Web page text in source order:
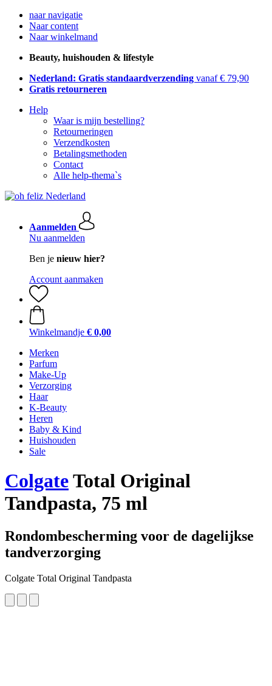
naar navigatie
Naar content
Naar winkelmand
Beauty, huishouden & lifestyle
Nederland: Gratis standaardverzending vanaf € 79,90
Gratis retourneren
Help
Waar is mijn bestelling?
Retourneringen
Verzendkosten
Betalingsmethoden
Contact
Alle help-thema`s
Aanmelden
Nu aanmelden
Ben je nieuw hier?
Account aanmaken
Winkelmandje € 0,00
Merken
Parfum
Make-Up
Verzorging
Haar
K-Beauty
Heren
Baby & Kind
Huishouden
Sale
ColgateTotal Original
Tandpasta, 75 ml
Rondombescherming voor de dagelijkse
tandverzorging
Colgate Total Original Tandpasta